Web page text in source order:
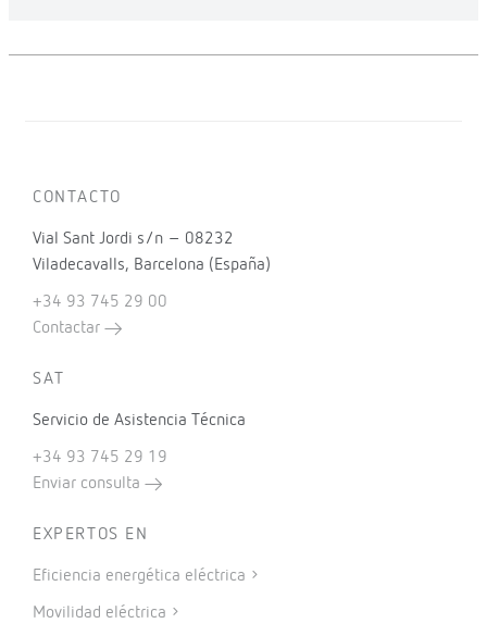
CONTACTO
Vial Sant Jordi s/n – 08232
Viladecavalls, Barcelona (España)
+34 93 745 29 00
Contactar
SAT
Servicio de Asistencia Técnica
+34 93 745 29 19
Enviar consulta
EXPERTOS EN
Eficiencia energética eléctrica
Movilidad eléctrica